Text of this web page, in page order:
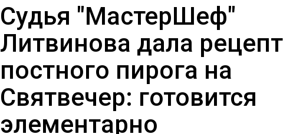
Судья "МастерШеф"
Литвинова дала рецепт
постного пирога на
Святвечер: готовится
элементарно